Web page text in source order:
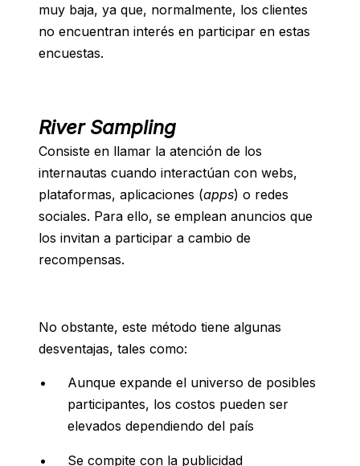
muy baja, ya que, normalmente, los clientes
no encuentran interés en participar en estas
encuestas.
River Sampling
Consiste en llamar la atención de los
internautas cuando interactúan con webs,
plataformas, aplicaciones (apps) o redes
sociales. Para ello, se emplean anuncios que
los invitan a participar a cambio de
recompensas.
No obstante, este método tiene algunas
desventajas, tales como:
Aunque expande el universo de posibles
participantes, los costos pueden ser
elevados dependiendo del país
Se compite con la publicidad